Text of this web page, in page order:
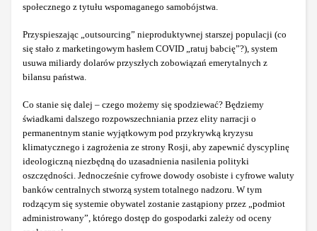
społecznego z tytułu wspomaganego samobójstwa.
Przyspieszając „outsourcing” nieproduktywnej starszej populacji (co
się stało z marketingowym hasłem COVID „ratuj babcię”?), system
usuwa miliardy dolarów przyszłych zobowiązań emerytalnych z
bilansu państwa.
Co stanie się dalej – czego możemy się spodziewać? Będziemy
świadkami dalszego rozpowszechniania przez elity narracji o
permanentnym stanie wyjątkowym pod przykrywką kryzysu
klimatycznego i zagrożenia ze strony Rosji, aby zapewnić dyscyplinę
ideologiczną niezbędną do uzasadnienia nasilenia polityki
oszczędności. Jednocześnie cyfrowe dowody osobiste i cyfrowe waluty
banków centralnych stworzą system totalnego nadzoru. W tym
rodzącym się systemie obywatel zostanie zastąpiony przez „podmiot
administrowany”, którego dostęp do gospodarki zależy od oceny